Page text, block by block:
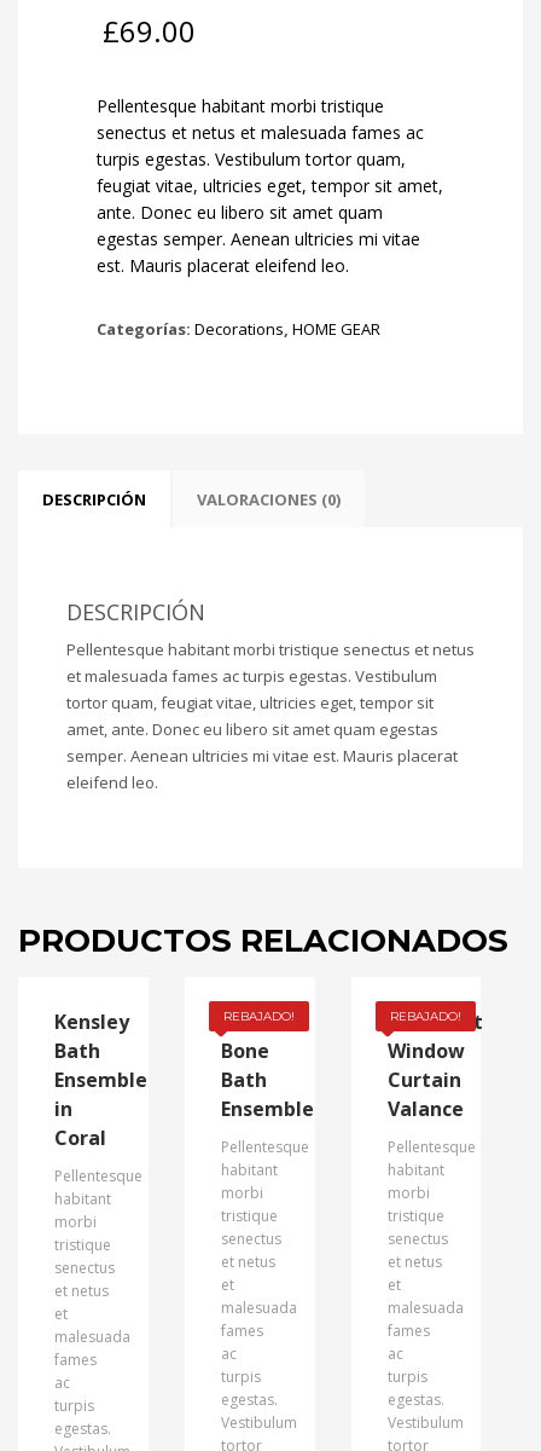
£69.00
Pellentesque habitant morbi tristique
senectus et netus et malesuada fames ac
turpis egestas. Vestibulum tortor quam,
feugiat vitae, ultricies eget, tempor sit amet,
ante. Donec eu libero sit amet quam
egestas semper. Aenean ultricies mi vitae
est. Mauris placerat eleifend leo.
Categorías: Decorations, HOME GEAR
DESCRIPCIÓN VALORACIONES (0)
DESCRIPCIÓN
Pellentesque habitant morbi tristique senectus et netus
et malesuada fames ac turpis egestas. Vestibulum
tortor quam, feugiat vitae, ultricies eget, tempor sit
amet, ante. Donec eu libero sit amet quam egestas
semper. Aenean ultricies mi vitae est. Mauris placerat
eleifend leo.
PRODUCTOS RELACIONADOS
Kensley
Bath
Ensemble
in
Coral
Pellentesque
habitant
morbi
tristique
senectus
et netus
et
malesuada
fames
ac
turpis
egestas.
REBAJADO!
Real
Bone
Bath
Ensemble
Pellentesque
habitant
morbi
tristique
senectus
et netus
et
malesuada
fames
ac
turpis
egestas.
Vestibulum
tortor
REBAJADO!
Grommet
Window
Curtain
Valance
Pellentesque
habitant
morbi
tristique
senectus
et netus
et
malesuada
fames
ac
turpis
egestas.
Vestibulum
tortor